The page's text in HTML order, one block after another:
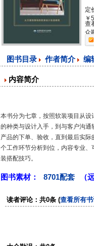
定
￥
查
众
图书目录 作者简介 编
内容简介
本书分为七章，按照软装项目从
的种类与设计入手，到与客户沟
产品的下单、验收，直到最后实
个工作环节分析到位，内容专业
装搭配技巧。
图书素材： 8701配套 （
读者评论：共0条 (查看所有